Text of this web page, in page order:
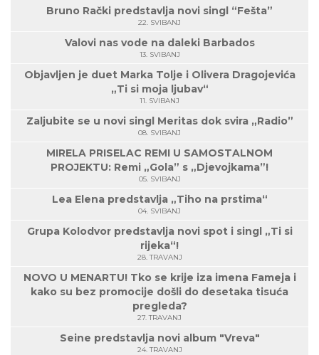
Bruno Rački predstavlja novi singl “Fešta”
22. SVIBANJ
Valovi nas vode na daleki Barbados
13. SVIBANJ
Objavljen je duet Marka Tolje i Olivera Dragojevića
„Ti si moja ljubav“
11. SVIBANJ
Zaljubite se u novi singl Meritas dok svira „Radio”
08. SVIBANJ
MIRELA PRISELAC REMI U SAMOSTALNOM
PROJEKTU: Remi „Gola” s „Djevojkama”!
05. SVIBANJ
Lea Elena predstavlja „Tiho na prstima“
04. SVIBANJ
Grupa Kolodvor predstavlja novi spot i singl „Ti si
rijeka“!
28. TRAVANJ
NOVO U MENARTU! Tko se krije iza imena Fameja i
kako su bez promocije došli do desetaka tisuća
pregleda?
27. TRAVANJ
Seine predstavlja novi album "Vreva"
24. TRAVANJ